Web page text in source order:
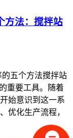
方法：搅拌站
五个方法搅拌站
重要工具。随着
始意识到这一系
优化生产流程，